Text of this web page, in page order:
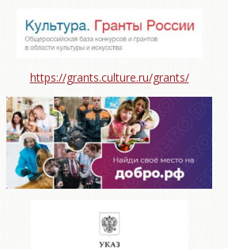
https://grants.culture.ru/grants/